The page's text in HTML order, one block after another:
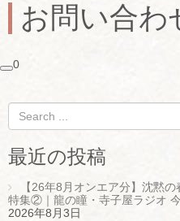
お問い合わ
0
最近の投稿
【26年8月オンエア分】沈黙
特集②｜龍の瞳・寺子屋ラジオ
2026年8月3日